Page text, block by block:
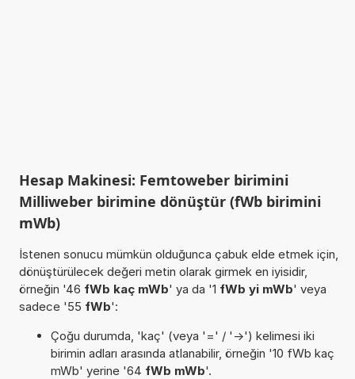
Hesap Makinesi: Femtoweber birimini
Milliweber birimine dönüştür (fWb birimini
mWb)
İstenen sonucu mümkün olduğunca çabuk elde etmek için,
dönüştürülecek değeri metin olarak girmek en iyisidir,
örneğin '46 fWb kaç mWb' ya da '1 fWb yi mWb' veya
sadece '55 fWb':
Çoğu durumda, 'kaç' (veya '=' / '->') kelimesi iki
birimin adları arasında atlanabilir, örneğin '10 fWb kaç
mWb' yerine '64 fWb mWb'.